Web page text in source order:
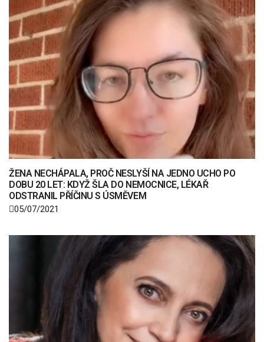
ŽENA NECHÁPALA, PROČ NESLYŠÍ NA JEDNO UCHO PO
DOBU 20 LET: KDYŽ ŠLA DO NEMOCNICE, LÉKAŘ
ODSTRANIL PŘÍČINU S ÚSMĚVEM
05/07/2021